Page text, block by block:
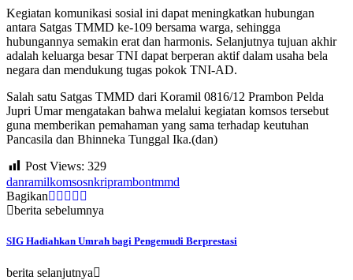
Kegiatan komunikasi sosial ini dapat meningkatkan hubungan
antara Satgas TMMD ke-109 bersama warga, sehingga
hubungannya semakin erat dan harmonis. Selanjutnya tujuan akhir
adalah keluarga besar TNI dapat berperan aktif dalam usaha bela
negara dan mendukung tugas pokok TNI-AD.
Salah satu Satgas TMMD dari Koramil 0816/12 Prambon Pelda
Jupri Umar mengatakan bahwa melalui kegiatan komsos tersebut
guna memberikan pemahaman yang sama terhadap keutuhan
Pancasila dan Bhinneka Tunggal Ika.(dan)
Post Views: 329
danramilkomsosnkriprambontmmd
Bagikan
berita sebelumnya
SIG Hadiahkan Umrah bagi Pengemudi Berprestasi
berita selanjutnya